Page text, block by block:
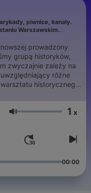
piwnice, kanały.
Warszawskim.
prowadzony
zwyczajnie zależy na
różne
historycznego.
uznanym
zarówno wobec
Głośność 1 x
00:00